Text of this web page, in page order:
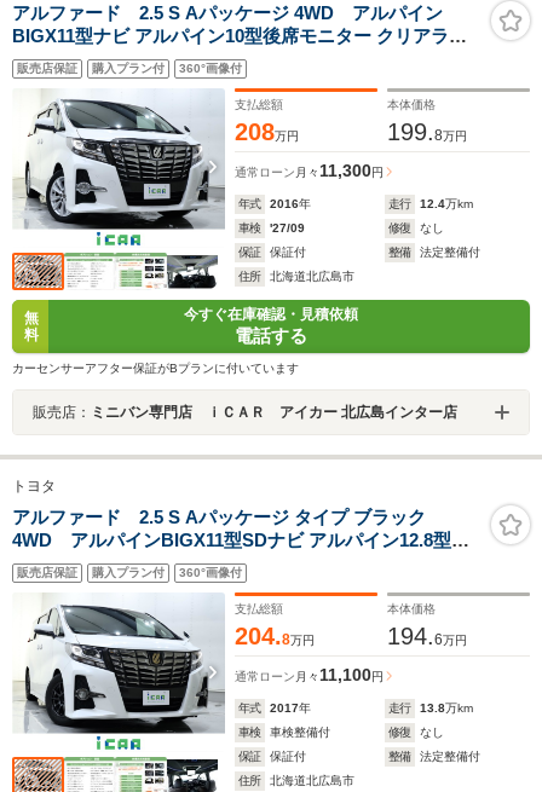
アルファード 2.5 S Aパッケージ 4WD アルパイン
BIGX11型ナビ アルパイン10型後席モニター クリアラン
スソナー クルーズコントロール オートブレーキホールド
電動パーキングアシスト 横滑り防止装置 純正エンジンス
ターター 寒冷地仕様 社外ドラレコ
販売店保証 購入プラン付 360°画像付
支払総額
208万円
本体価格
199.8万円
通常ローン 月々 11,300円
年式 2016年 走行 12.4万km
車検
'27/09 修復
なし
保証
保証付 整備
法定整備付
住所
北海道北広島市
無
料
今すぐ在庫確認・見積依頼
電話する
カーセンサーアフター保証がBプランに付いています
販売店： ミニバン専門店 ｉＣＡＲ アイカー 北広島インター店
トヨタ
アルファード 2.5 S Aパッケージ タイプ ブラック
4WD アルパインBIGX11型SDナビ アルパイン12.8型後
席モニター バックカメラ パワーバックドア プリクラッシ
ュセーフティ インテリジェントクリアランスソナー レー
ダークルーズコントロール 専用ハーフレザーシート
販売店保証 購入プラン付 360°画像付
支払総額
204.8万円
本体価格
194.6万円
通常ローン 月々11,100円
年式 2017年 走行 13.8万km
車検
車検整備付 修復
なし
保証
保証付 整備
法定整備付
住所
北海道北広島市